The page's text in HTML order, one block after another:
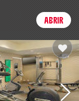
Login
ABRIR